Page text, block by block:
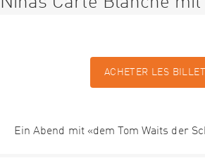
ACHETER LES
Ein Abend mit «dem Tom Waits der